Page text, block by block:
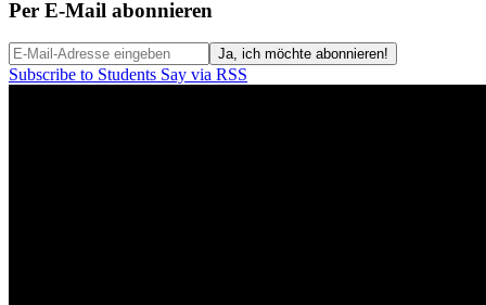
Per E-Mail abonnieren
Subscribe to Students Say via RSS